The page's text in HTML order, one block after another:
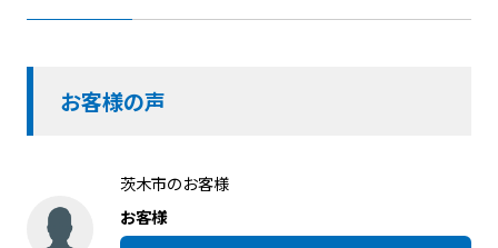
お客様の声
茨木市のお客様
お客様